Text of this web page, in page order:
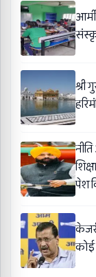
श्री
पेश
कोई